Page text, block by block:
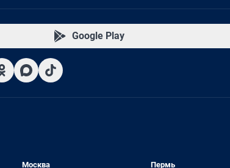
Google Play
Москва Пермь